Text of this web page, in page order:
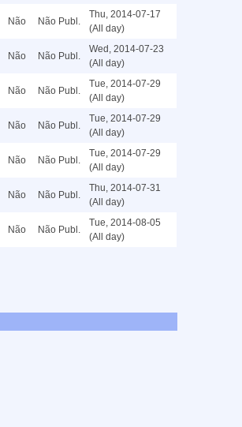
Não Não Publ.
Thu, 2014-07-17
(All day)
Não Não Publ.
Wed, 2014-07-23
(All day)
Não Não Publ.
Tue, 2014-07-29
(All day)
Não Não Publ.
Tue, 2014-07-29
(All day)
Não Não Publ.
Tue, 2014-07-29
(All day)
Não Não Publ.
Thu, 2014-07-31
(All day)
Não Não Publ.
Tue, 2014-08-05
(All day)